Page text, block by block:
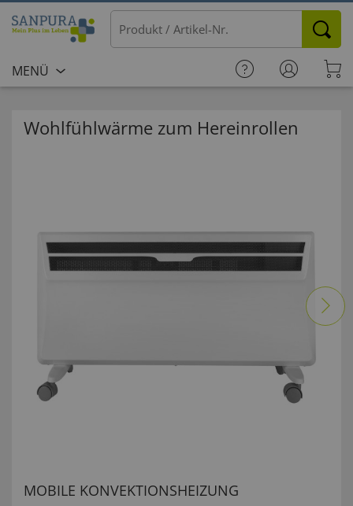
MENÜ
Wohlfühlwärme zum Hereinrollen
MOBILE KONVEKTIONSHEIZUNG